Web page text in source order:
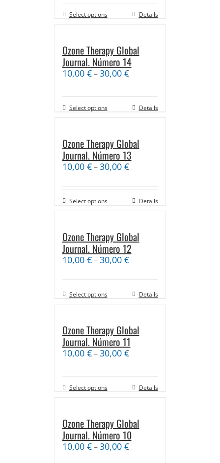
Select options Details
Ozone Therapy Global
Journal. Número 14
10,00 €–30,00 €
Select options Details
Ozone Therapy Global
Journal. Número 13
10,00 €–30,00 €
Select options Details
Ozone Therapy Global
Journal. Número 12
10,00 €–30,00 €
Select options Details
Ozone Therapy Global
Journal. Número 11
10,00 €–30,00 €
Select options Details
Ozone Therapy Global
Journal. Número 10
10,00 €–30,00 €